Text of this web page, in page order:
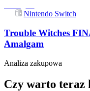
Nintendo Switch
Trouble Witches
Amalgam
Analiza zakupowa
Czy warto teraz